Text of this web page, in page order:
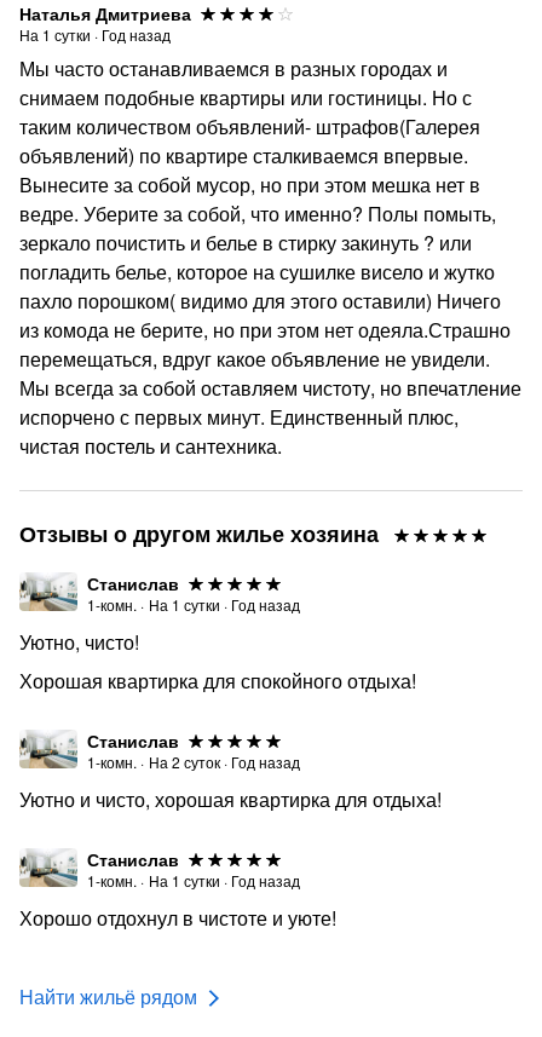
Скидки при постоянном сотрудничестве.
ЗАЕХАВ ОДИН РАЗ В НАШИ КВАРТИРЫ, ВЫ
БОЛЬШЕ НЕ ЗАХОТИТЕ ОСТАНАВЛИВАТЬСЯ У
ДРУГИХ.
Наталья Дмитриева
На 1 сутки · Год назад
Мы часто останавливаемся в разных городах и
снимаем подобные квартиры или гостиницы. Но с
таким количеством объявлений- штрафов(Галерея
объявлений) по квартире сталкиваемся впервые.
Вынесите за собой мусор, но при этом мешка нет в
ведре. Уберите за собой, что именно? Полы помыть,
зеркало почистить и белье в стирку закинуть ? или
погладить белье, которое на сушилке висело и жутко
пахло порошком( видимо для этого оставили) Ничего
из комода не берите, но при этом нет одеяла.Страшно
перемещаться, вдруг какое объявление не увидели.
Мы всегда за собой оставляем чистоту, но впечатление
испорчено с первых минут. Единственный плюс,
чистая постель и сантехника.
Отзывы о другом жилье хозяина
Станислав
1-комн. · На 1 сутки · Год назад
Уютно, чисто!
Хорошая квартирка для спокойного отдыха!
Станислав
1-комн. · На 2 суток · Год назад
Уютно и чисто, хорошая квартирка для отдыха!
Станислав
1-комн. · На 1 сутки · Год назад
Хорошо отдохнул в чистоте и уюте!
Найти жильё рядом